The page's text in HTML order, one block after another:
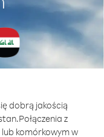
dobrą jakością
Połączenia z
komórkowym w